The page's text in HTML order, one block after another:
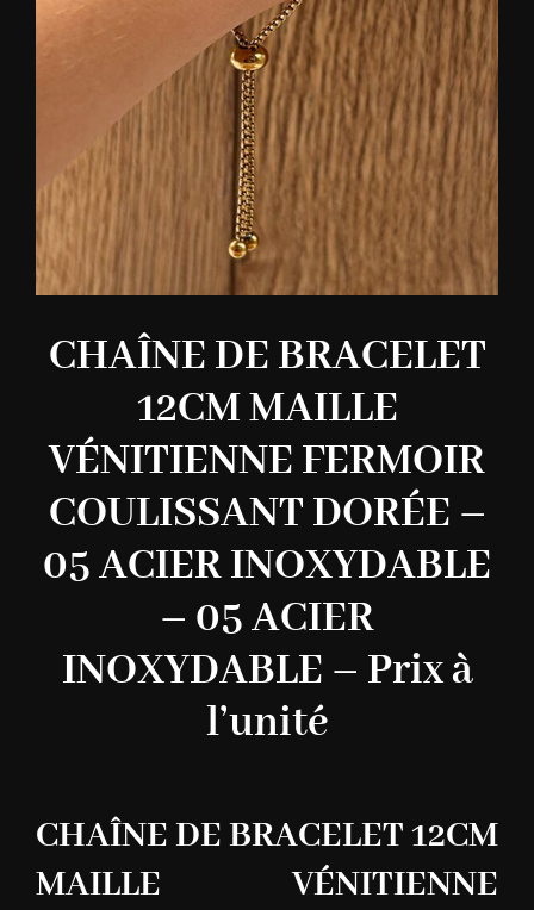
CHAÎNE DE BRACELET
12CM MAILLE
VÉNITIENNE FERMOIR
COULISSANT DORÉE –
05 ACIER INOXYDABLE
– 05 ACIER
INOXYDABLE – Prix à
l’unité
CHAÎNE DE BRACELET 12CM
MAILLE VÉNITIENNE